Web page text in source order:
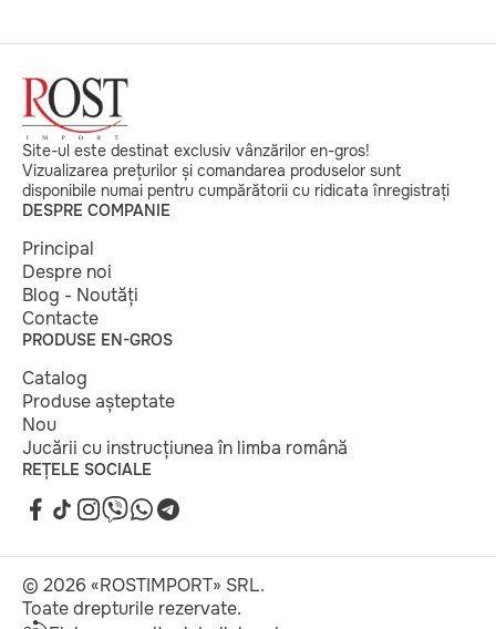
Site-ul este destinat exclusiv vânzărilor en-gros!
Vizualizarea prețurilor și comandarea produselor sunt
disponibile numai pentru cumpărătorii cu ridicata înregistrați
DESPRE COMPANIE
Principal
Despre noi
Blog - Noutăți
Contacte
PRODUSE EN-GROS
Catalog
Produse așteptate
Nou
Jucării cu instrucțiunea în limba română
REȚELE SOCIALE
© 2026 «ROSTIMPORT» SRL.
Toate drepturile rezervate.